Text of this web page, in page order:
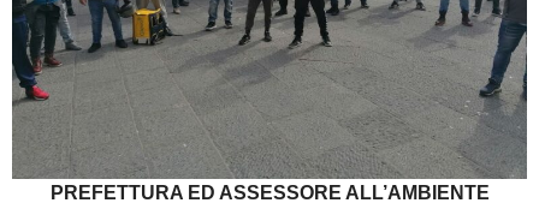
PREFETTURA ED ASSESSORE ALL’AMBIENTE